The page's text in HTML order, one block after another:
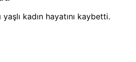
kadın hayatını kaybetti.